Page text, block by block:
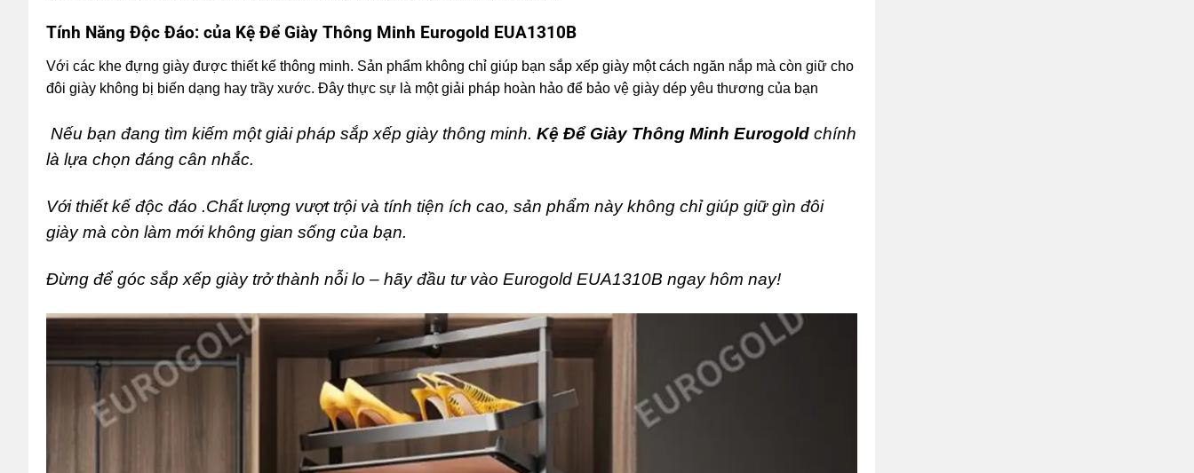
Tính Năng Độc Đáo: của Kệ Để Giày Thông Minh Eurogold EUA1310B
Với các khe đựng giày được thiết kế thông minh. Sản phẩm không chỉ giúp bạn sắp xếp giày một cách ngăn nắp mà còn giữ cho
đôi giày không bị biến dạng hay trầy xước. Đây thực sự là một giải pháp hoàn hảo để bảo vệ giày dép yêu thương của bạn
Nếu bạn đang tìm kiếm một giải pháp sắp xếp giày thông minh. Kệ Để Giày Thông Minh Eurogold chính
là lựa chọn đáng cân nhắc.
Với thiết kế độc đáo .Chất lượng vượt trội và tính tiện ích cao, sản phẩm này không chỉ giúp giữ gìn đôi
giày mà còn làm mới không gian sống của bạn.
Đừng để góc sắp xếp giày trở thành nỗi lo – hãy đầu tư vào Eurogold EUA1310B ngay hôm nay!